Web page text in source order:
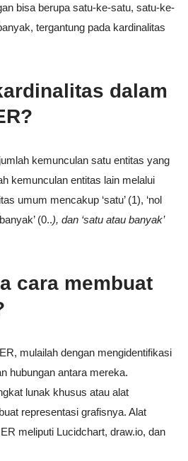
bisa berupa satu-ke-satu, satu-ke-
tergantung pada kardinalitas
dalam
kemunculan satu entitas yang
kemunculan entitas lain melalui
umum mencakup ‘satu’ (1), ‘nol
(0..), dan ‘satu atau banyak’
cara membuat
mulailah dengan mengidentifikasi
hubungan antara mereka.
lunak khusus atau alat
representasi grafisnya. Alat
meliputi Lucidchart, draw.io, dan